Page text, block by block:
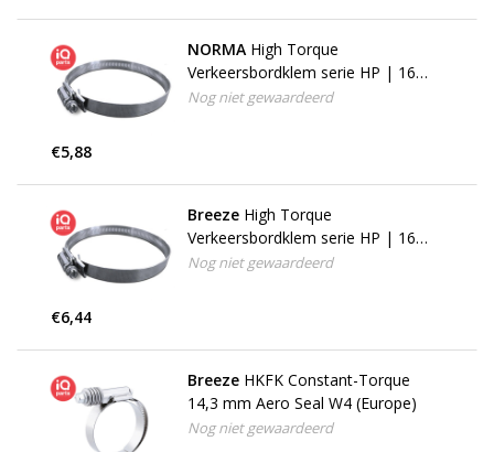
NORMA High Torque
Verkeersbordklem serie HP | 16
mm | W4 (RVS 304)
Nog niet gewaardeerd
€5,88
Breeze High Torque
Verkeersbordklem serie HP | 16
mm | W4 (RVS 304)
Nog niet gewaardeerd
€6,44
Breeze HKFK Constant-Torque
14,3 mm Aero Seal W4 (Europe)
Nog niet gewaardeerd